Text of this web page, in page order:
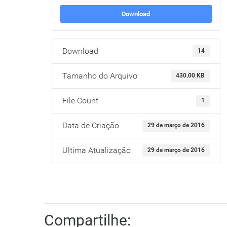
Download
Download 14
Tamanho do Arquivo 430.00 KB
File Count 1
Data de Criação 29 de março de 2016
Ultima Atualização 29 de março de 2016
Compartilhe: